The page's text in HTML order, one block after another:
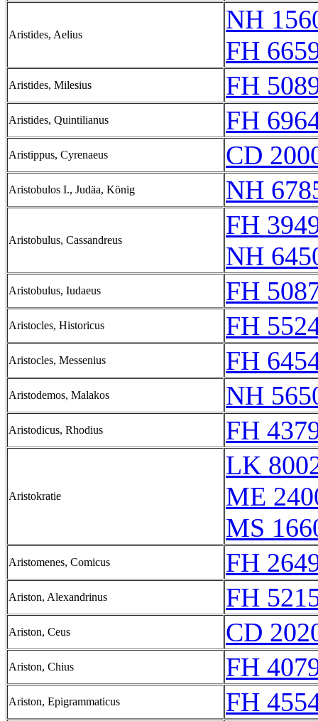
Aristides, Aelius
NH
FH
Aristides, Milesius FH
Aristides, Quintilianus FH
Aristippus, Cyrenaeus CD
Aristobulos I., Judäa, König NH
Aristobulus, Cassandreus
FH
NH
Aristobulus, Iudaeus FH
Aristocles, Historicus FH
Aristocles, Messenius FH
Aristodemos, Malakos NH
Aristodicus, Rhodius FH
Aristokratie
LK
ME
MS
Aristomenes, Comicus FH
Ariston, Alexandrinus FH
Ariston, Ceus CD
Ariston, Chius FH
Ariston, Epigrammaticus FH